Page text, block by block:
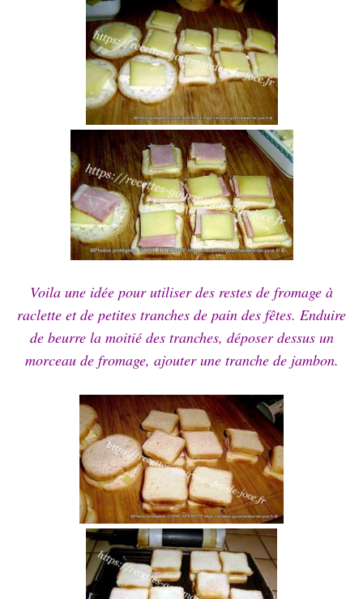
Voila une idée pour utiliser des restes de fromage à
raclette et de petites tranches de pain des fêtes. Enduire
de beurre la moitié des tranches, déposer dessus un
morceau de fromage, ajouter une tranche de jambon.